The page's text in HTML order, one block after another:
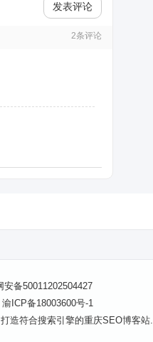
发表评论
2条评论
安备50011202504427
渝ICP备18003600号-1
造符合搜索引擎的重庆SEO博客站.